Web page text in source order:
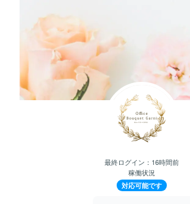
最終ログイン： 16時間前
稼働状況
対応可能です